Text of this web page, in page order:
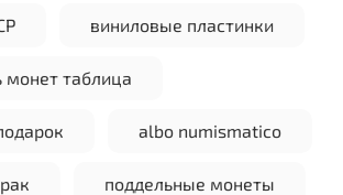
виниловые пластинки
монет таблица
albo numismatico
поддельные монеты